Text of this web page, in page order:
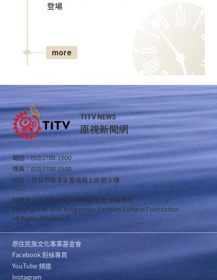
登場
more
TITV NEWS
原視新聞網
電話：(02)2788-1600
傳真：(02)2788-1500
地址：台北市南港區重陽路 120 號 5 樓
財團法人原住民族文化事業基金會 版權所有
Copyright © 2021 Indigenous Peoples Cultural Foundation
All Rights Reserved .
原住民族文化事業基金會
Facebook 粉絲專頁
YouTube 頻道
Instagram